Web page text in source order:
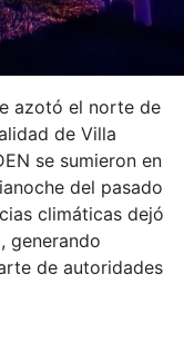
azotó el norte de
de Villa
se sumieron en
del pasado
climáticas dejó
generando
de autoridades